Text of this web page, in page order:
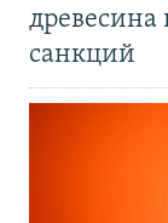
древесина
санкций